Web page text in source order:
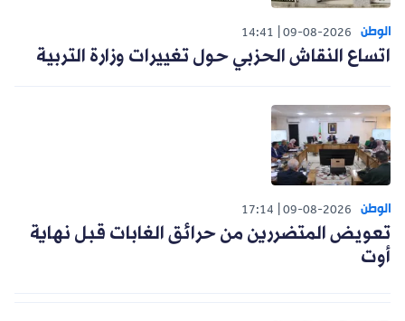
الوطن 09-08-2026
14:41
اتساع النقاش الحزبي حول تغييرات وزارة التربية
الوطن 09-08-2026
17:14
تعويض المتضررين من حرائق الغابات قبل نهاية
أوت